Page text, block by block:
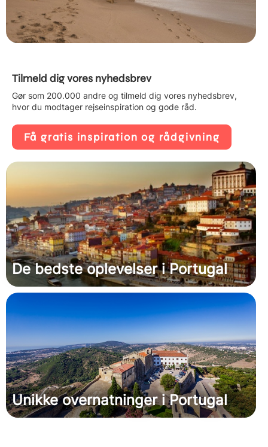
Tilmeld dig vores nyhedsbrev
Gør som 200.000 andre og tilmeld dig vores nyhedsbrev,
hvor du modtager rejseinspiration og gode råd.
Få gratis inspiration og rådgivning
De bedste oplevelser i Portugal
Unikke overnatninger i Portugal